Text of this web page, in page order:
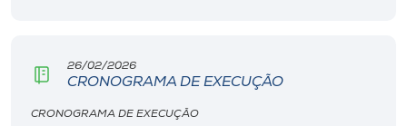
26/02/2026
CRONOGRAMA DE EXECUÇÃO
CRONOGRAMA DE EXECUÇÃO